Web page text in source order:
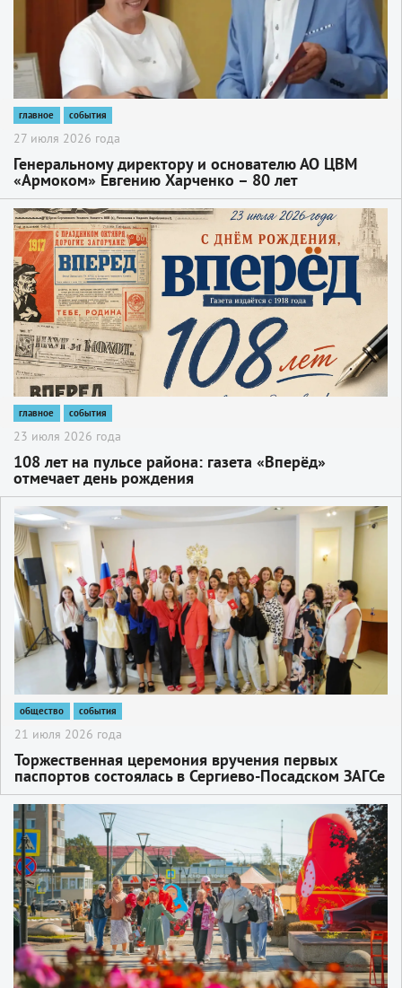
главное события
27 июля 2026 года
Генеральному директору и основателю АО ЦВМ
«Армоком» Евгению Харченко – 80 лет
2
главное события
23 июля 2026 года
108 лет на пульсе района: газета «Вперёд»
отмечает день рождения
2
общество события
21 июля 2026 года
Торжественная церемония вручения первых
паспортов состоялась в Сергиево-Посадском ЗАГСе
2